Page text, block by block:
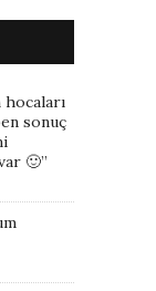
sonuç
🙂”